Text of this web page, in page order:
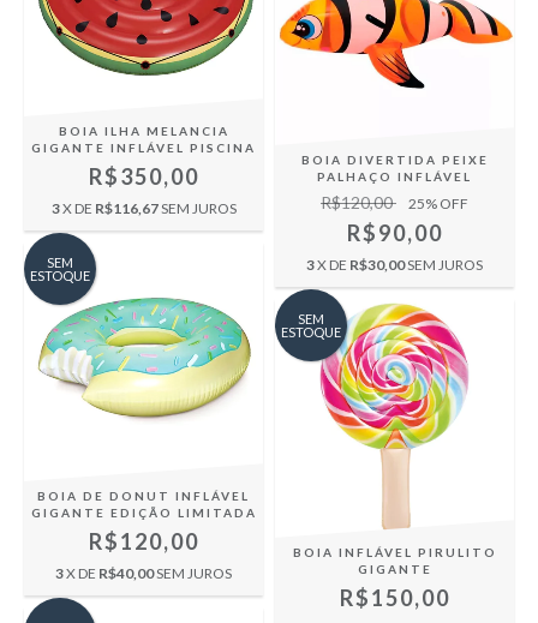
BOIA ILHA MELANCIA
GIGANTE INFLÁVEL PISCINA
R$350,00
3X DE R$116,67SEM JUROS
BOIA DIVERTIDA PEIXE
PALHAÇO INFLÁVEL
R$120,00 25% OFF
R$90,00
3X DE R$30,00SEM JUROS
SEM
ESTOQUE
BOIA DE DONUT INFLÁVEL
GIGANTE EDIÇÃO LIMITADA
R$120,00
3X DE R$40,00SEM JUROS
SEM
ESTOQUE
BOIA INFLÁVEL PIRULITO
GIGANTE
R$150,00